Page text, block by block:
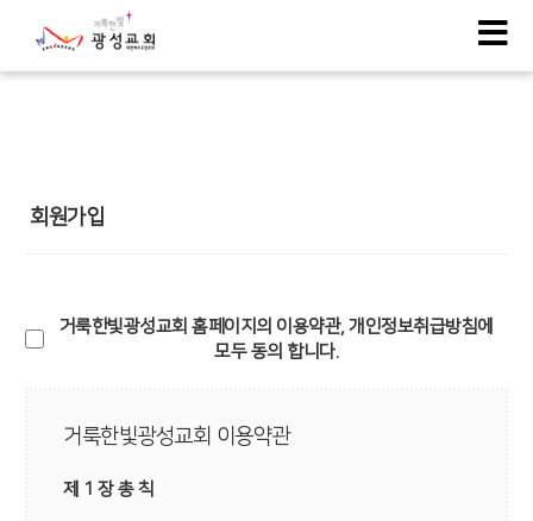
회원가입
거룩한빛광성교회 홈페이지의 이용약관, 개인정보취급방침에
모두 동의 합니다.
거룩한빛광성교회 이용약관
제 1 장 총 칙